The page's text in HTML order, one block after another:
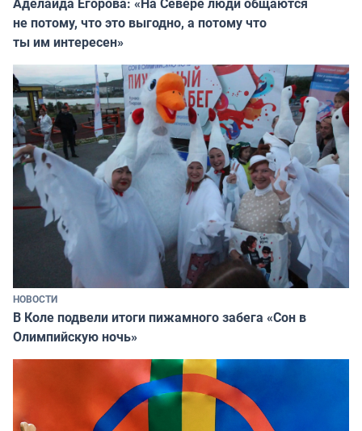
не потому, что это выгодно, а потому что
ты им интересен»
НОВОСТИ
В Коле подвели итоги пижамного забега «Сон в
Олимпийскую ночь»